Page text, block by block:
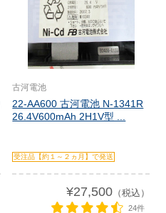
古河電池
22-AA600 古河電池 N-1341R
26.4V600mAh 2H1V型 ...
受注品【約１～２ヵ月】で発送
¥27,500（税込）
24件